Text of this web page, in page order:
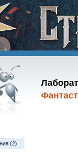
(2)